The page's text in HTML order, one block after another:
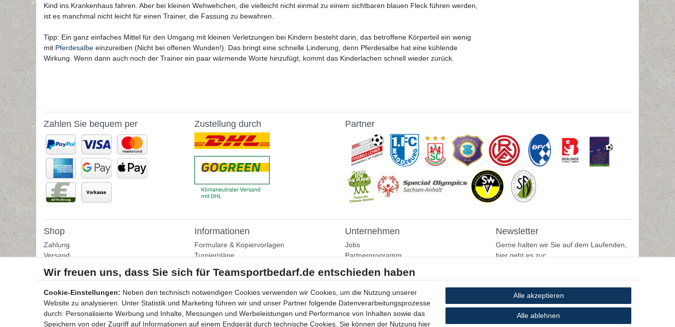
Kind ins Krankenhaus fahren. Aber bei kleinen Wehwehchen, die vielleicht nicht einmal zu einem sichtbaren blauen Fleck führen werden,
ist es manchmal nicht leicht für einen Trainer, die Fassung zu bewahren.
Tipp: Ein ganz einfaches Mittel für den Umgang mit kleinen Verletzungen bei Kindern besteht darin, das betroffene Körperteil ein wenig
mit Pferdesalbe einzureiben (Nicht bei offenen Wunden!). Das bringt eine schnelle Linderung, denn Pferdesalbe hat eine kühlende
Wirkung. Wenn dann auch noch der Trainer ein paar wärmende Worte hinzufügt, kommt das Kinderlachen schnell wieder zurück.
Zahlen Sie bequem per Zustellung durch Partner
Shop
Zahlung
Versand
Helpcenter
Bestellformular
Kontakt
Informationen
Formulare & Kopiervorlagen
Turnierpläne
Tipps & Informationen
Unternehmen
Jobs
Partnerprogramm
Bestellung widerrufen
Datenschutzerklärung
Impressum
Newsletter
Gerne halten wir Sie auf dem Laufenden,
hier geht es zur:
Cookie-Einstellungen: Neben den technisch notwendigen Cookies verwenden wir Cookies, um die Nutzung unserer
Website zu analysieren. Unter Statistik und Marketing führen wir und unser Partner folgende Datenverarbeitungsprozesse
durch: Personalisierte Werbung und Inhalte, Messungen und Werbeleistungen und Performance von Inhalten sowie das
Speichern von oder Zugriff auf Informationen auf einem Endgerät durch technische Cookies. Sie können der Nutzung hier
Alle akzeptieren
Alle ablehnen